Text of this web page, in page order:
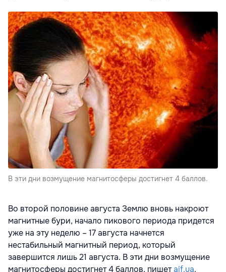
В эти дни возмущение магнитосферы достигнет 4 баллов.
Во второй половине августа Землю вновь накроют
магнитные бури, начало пикового периода придется
уже на эту неделю – 17 августа начнется
нестабильный магнитный период, который
завершится лишь 21 августа. В эти дни возмущение
магнитосферы достигнет 4 баллов, пишетaif.ua.